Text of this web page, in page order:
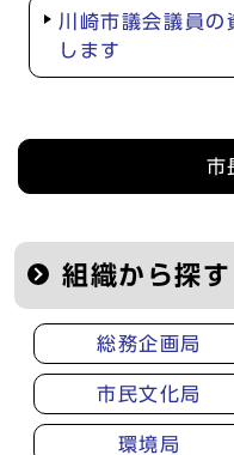
川崎市議会議員の
します
記者会見等の情
市
組織から探す
総務企画局
市民文化局
環境局